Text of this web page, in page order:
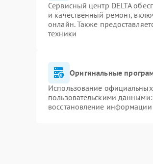
Сервисный центр DELTA
и качественный ремонт,
онлайн. Также
техники
Оригинальные
Использование
пользовательскими
восстановление